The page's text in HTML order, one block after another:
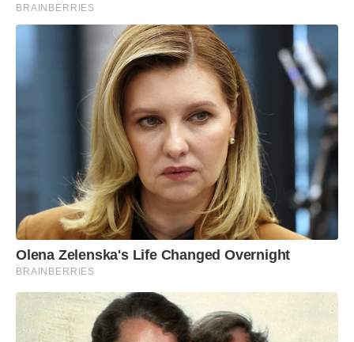
BRAINBERRIES
Olena Zelenska's Life Changed Overnight
BRAINBERRIES